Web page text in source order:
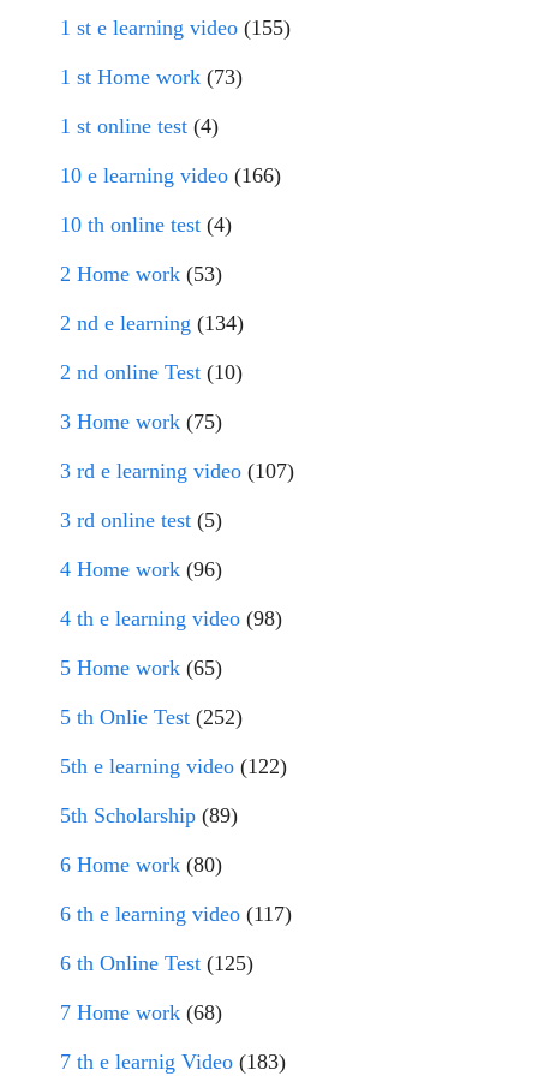
1 st e learning video (155)
1 st Home work (73)
1 st online test (4)
10 e learning video (166)
10 th online test (4)
2 Home work (53)
2 nd e learning (134)
2 nd online Test (10)
3 Home work (75)
3 rd e learning video (107)
3 rd online test (5)
4 Home work (96)
4 th e learning video (98)
5 Home work (65)
5 th Onlie Test (252)
5th e learning video (122)
5th Scholarship (89)
6 Home work (80)
6 th e learning video (117)
6 th Online Test (125)
7 Home work (68)
7 th e learnig Video (183)